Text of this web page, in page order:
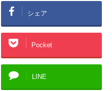
シェア
Pocket
LINE